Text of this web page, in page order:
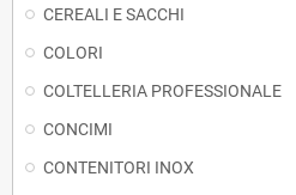
CEREALI E SACCHI
COLORI
COLTELLERIA PROFESSIONALE
CONCIMI
CONTENITORI INOX